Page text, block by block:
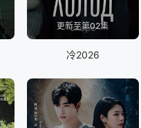
更新至第02集
冷2026